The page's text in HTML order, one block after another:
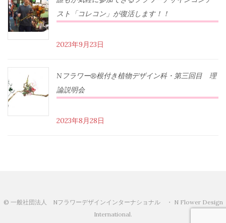
スト「コレコン」が復活します！！
2023年9月23日
Nフラワー®根付き植物デザイン科・第三回目 理
論説明会
2023年8月28日
© 一般社団法人 Nフラワーデザインインターナショナル ・ N Flower Design
International.